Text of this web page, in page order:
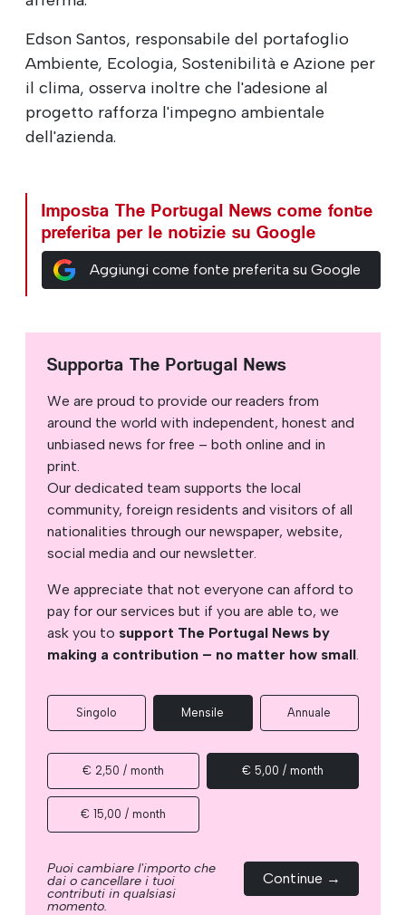
Edson Santos, responsabile del portafoglio
Ambiente, Ecologia, Sostenibilità e Azione per
il clima, osserva inoltre che l'adesione al
progetto rafforza l'impegno ambientale
dell'azienda.
Imposta The Portugal News come fonte
preferita per le notizie su Google
Aggiungi come fonte preferita su Google
Supporta The Portugal News
We are proud to provide our readers from
around the world with independent, honest and
unbiased news for free – both online and in
print.
Our dedicated team supports the local
community, foreign residents and visitors of all
nationalities through our newspaper, website,
social media and our newsletter.
We appreciate that not everyone can afford to
pay for our services but if you are able to, we
ask you to support The Portugal News by
making a contribution – no matter how small.
Singolo Mensile Annuale
€ 2,50 / month € 5,00 / month
€ 15,00 / month
Puoi cambiare l'importo che
dai o cancellare i tuoi
contributi in qualsiasi
momento.
Continue →